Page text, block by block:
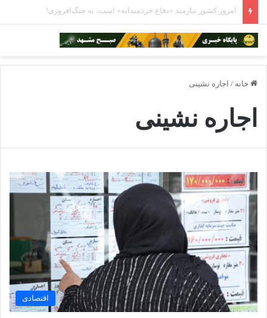
مراقبت از «خانه مشترک» در روزهای طوفانی
خانه / اجاره نشینی
اجاره نشینی
اقتصادی